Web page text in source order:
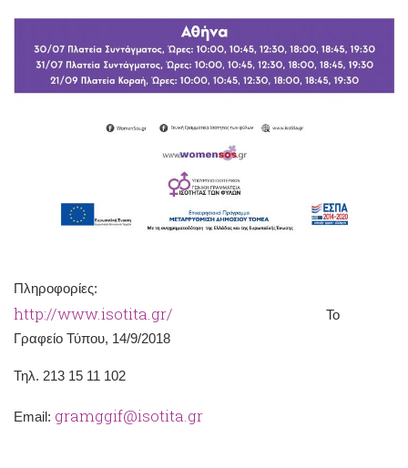
Πληροφορίες:
http://www.isotita.gr/ Το
Γραφείο Τύπου, 14/9/2018
Τηλ. 213 15 11 102
Email: gramggif@isotita.gr